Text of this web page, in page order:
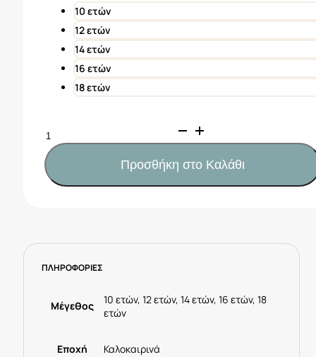
10 ετών
12 ετών
14 ετών
16 ετών
18 ετών
Mayoral
Φόρμα
σταμπωτή
κορίτσι
Κωδ.
ποσότητα
Προσθήκη στο Καλάθι
ΠΛΗΡΟΦΟΡΙΕΣ
Μέγεθος
10 ετών, 12 ετών, 14 ετών, 16 ετών, 18
ετών
Εποχή Καλοκαιρινά